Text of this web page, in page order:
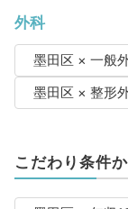
外科
墨田区 × 一般
墨田区 × 整形
こだわり条件